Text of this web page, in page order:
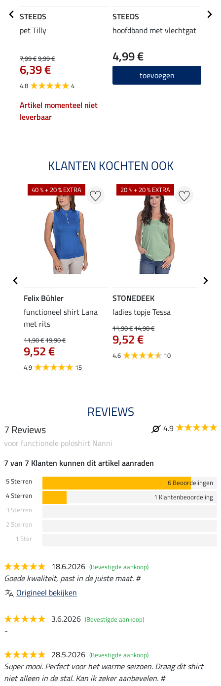
STEEDS
pet Tilly
7,99 €9,99 €
6,39 €
4.8 4
Artikel momenteel niet
leverbaar
STEEDS
hoofdband met vlechtgat
4,99 €
toevoegen
KLANTEN KOCHTEN OOK
40 % + 20 % EXTRA
Felix Bühler
functioneel shirt Lana
met rits
11,90 €19,90 €
9,52 €
4.9 15
20 % + 20 % EXTRA
STONEDEEK
ladies topje Tessa
11,90 €14,90 €
9,52 €
4.6 10
REVIEWS
7 Reviews
4.9
voor functionele poloshirt Nanni
7 van 7 Klanten kunnen dit artikel aanraden
5 Sterren
6 Beoordelingen
4 Sterren
1 Klantenbeoordeling
3 Sterren
2 Sterren
1 Ster
18.6.2026 (Bevestigde aankoop)
Goede kwaliteit, past in de juiste maat. #
Origineel bekijken
3.6.2026 (Bevestigde aankoop)
-
28.5.2026 (Bevestigde aankoop)
Super mooi. Perfect voor het warme seizoen. Draag dit shirt
niet alleen in de stal. Kan ik zeker aanbevelen. #